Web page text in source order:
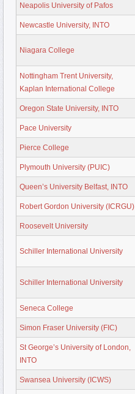
Neapolis University of Pafos
Newcastle University, INTO
Niagara College
Nottingham Trent University,
Kaplan International College
Oregon State University, INTO
Pace University
Pierce College
Plymouth University (PUIC)
Queen’s University Belfast, INTO
Robert Gordon University (ICRGU)
Roosevelt University
Schiller International University
Schiller International University
Seneca College
Simon Fraser University (FIC)
St George’s University of London,
INTO
Swansea University (ICWS)